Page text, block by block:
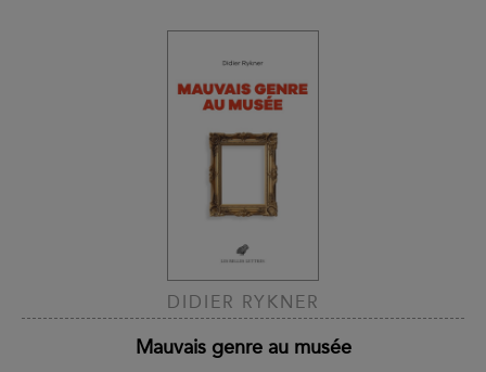
DIDIER RYKNER
Mauvais genre au musée